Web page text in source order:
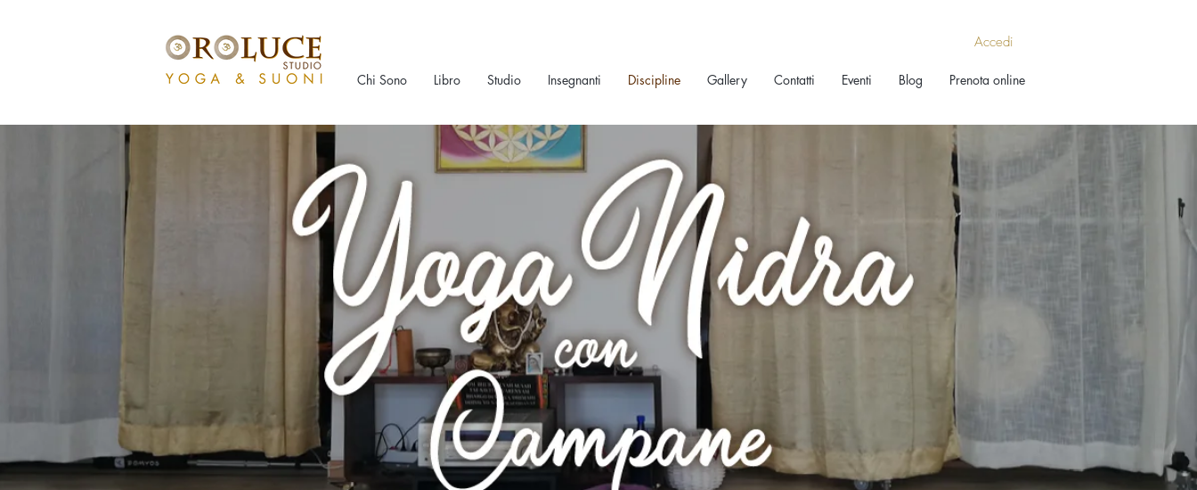
Chi Sono Libro Studio Insegnanti Discipline Gallery Contatti Eventi Blog Prenota online
Accedi